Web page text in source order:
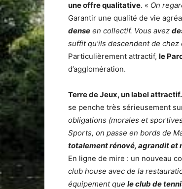
une offre qualitative. « On
Garantir une qualité de vie
dense en collectif. Vous avez
suffit qu’ils descendent de chez
Particulièrement attractif, le
d’agglomération.
Terre de Jeux, un label attractif.
se penche très sérieusement
obligations (morales et
Sports, on passe en bords de
totalement rénové, agrandit et
En ligne de mire : un nouveau
club house avec de la
équipement que le club de